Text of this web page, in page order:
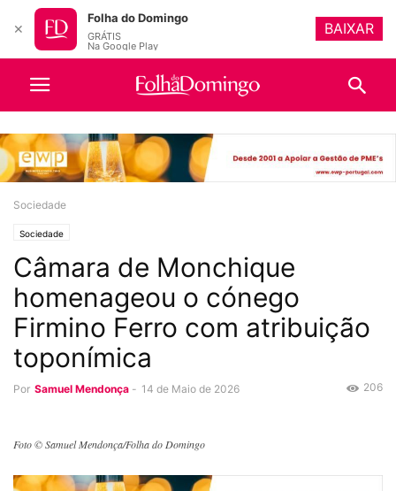
Sociedade
Sociedade
Câmara de Monchique
homenageou o cónego
Firmino Ferro com atribuição
toponímica
Por Samuel Mendonça - 14 de Maio de 2026 206
Foto © Samuel Mendonça/Folha do Domingo
✕
Folha do Domingo
GRÁTIS
Na Google Play
BAIXAR